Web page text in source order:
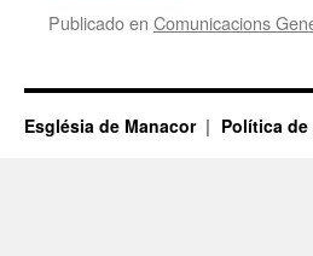
Publicado en Comunicacions
Església de Manacor Política